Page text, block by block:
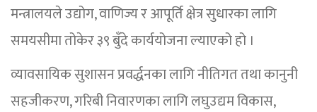
मन्त्रालयले उद्योग, वाणिज्य र आपूर्ति क्षेत्र सुधारका लागि
समयसीमा तोकेर ३९ बुँदे कार्ययोजना ल्याएको हो ।
व्यावसायिक सुशासन प्रवर्द्धनका लागि नीतिगत तथा कानुनी
सहजीकरण, गरिबी निवारणका लागि लघुउद्यम विकास,